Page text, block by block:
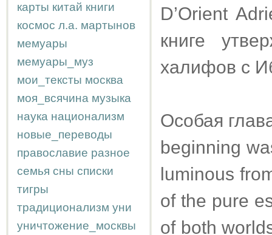
карты китай книги
космос л.а. мартынов
мемуары
мемуары_муз
мои_тексты москва
моя_всячина музыка
наука национализм
новые_переводы
православие разное
семья сны списки
тигры
традиционализм уни
уничтожение_москвы
D’Orient
книге
халифов с
Особая
beginning
luminous
of the pure
of both